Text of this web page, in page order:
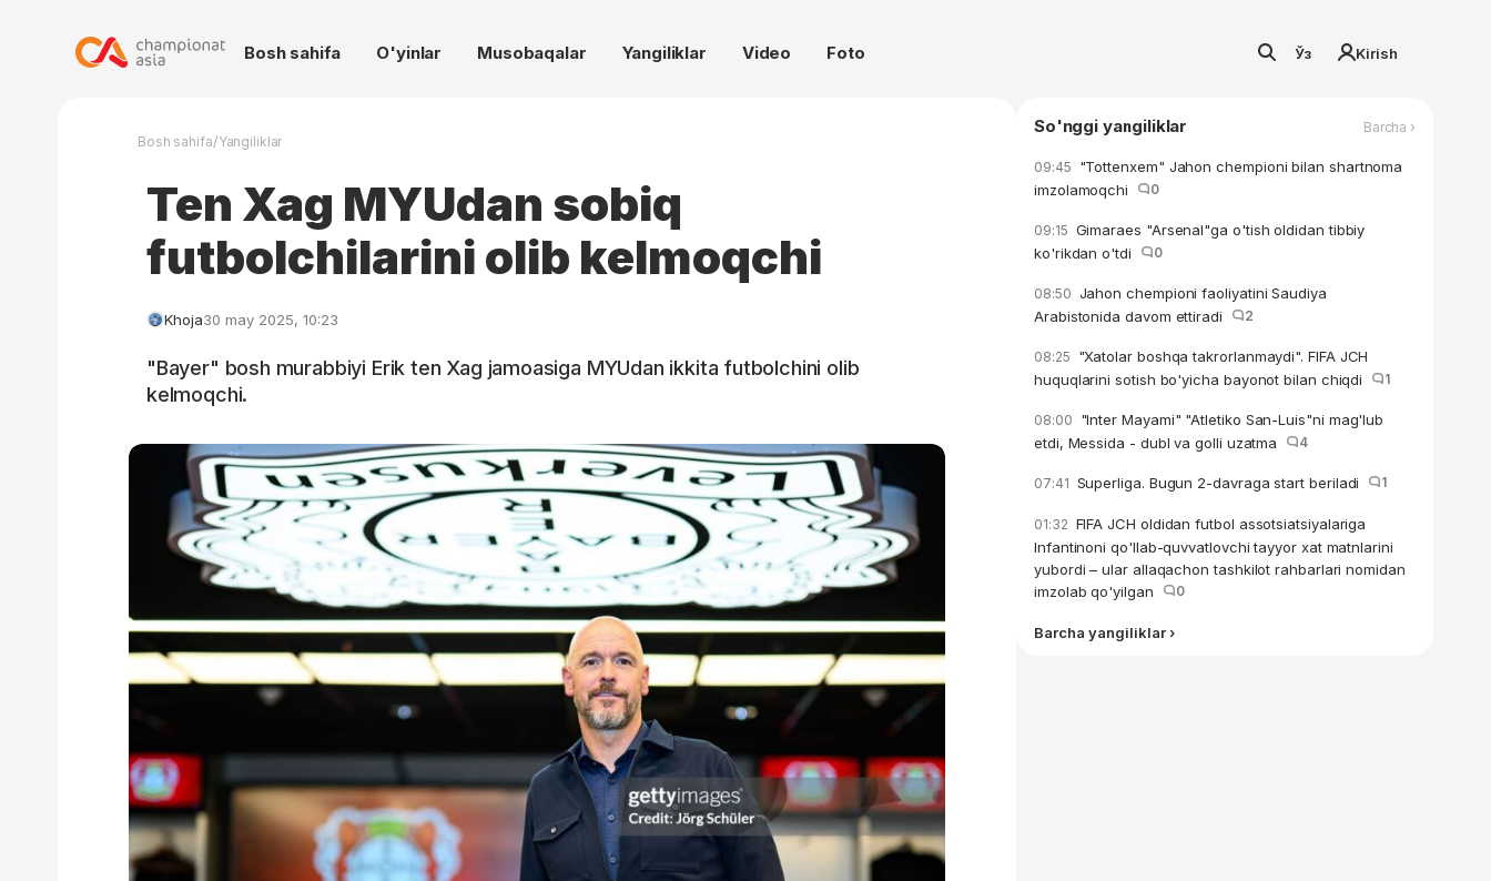
Bosh sahifa O'yinlar Musobaqalar Yangiliklar Video Foto Ўз Kirish
Bosh sahifa/Yangiliklar
Ten Xag MYUdan sobiq
futbolchilarini olib kelmoqchi
Khoja30 may 2025, 10:23
"Bayer" bosh murabbiyi Erik ten Xag jamoasiga MYUdan ikkita futbolchini olib
kelmoqchi.
So'nggi yangiliklar Barcha ›
09:45 "Tottenxem" Jahon chempioni bilan shartnoma
imzolamoqchi
0
09:15 Gimaraes "Arsenal"ga o'tish oldidan tibbiy
ko'rikdan o'tdi
0
08:50 Jahon chempioni faoliyatini Saudiya
Arabistonida davom ettiradi
2
08:25 "Xatolar boshqa takrorlanmaydi". FIFA JCH
huquqlarini sotish bo'yicha bayonot bilan chiqdi
1
08:00 "Inter Mayami" "Atletiko San-Luis"ni mag'lub
etdi, Messida - dubl va golli uzatma
4
07:41 Superliga. Bugun 2-davraga start beriladi 1
01:32 FIFA JCH oldidan futbol assotsiatsiyalariga
Infantinoni qo'llab-quvvatlovchi tayyor xat matnlarini
yubordi – ular allaqachon tashkilot rahbarlari nomidan
imzolab qo'yilgan
0
Barcha yangiliklar ›